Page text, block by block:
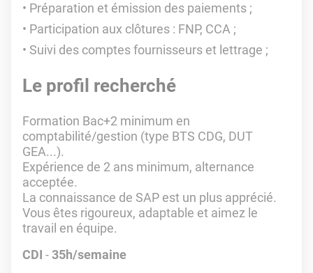
Préparation et émission des paiements ;
Participation aux clôtures : FNP, CCA ;
Suivi des comptes fournisseurs et lettrage ;
Le profil recherché
Formation Bac+2 minimum en
comptabilité/gestion (type BTS CDG, DUT
GEA...).
Expérience de 2 ans minimum, alternance
acceptée.
La connaissance de SAP est un plus apprécié.
Vous êtes rigoureux, adaptable et aimez le
travail en équipe.
CDI -35h/semaine